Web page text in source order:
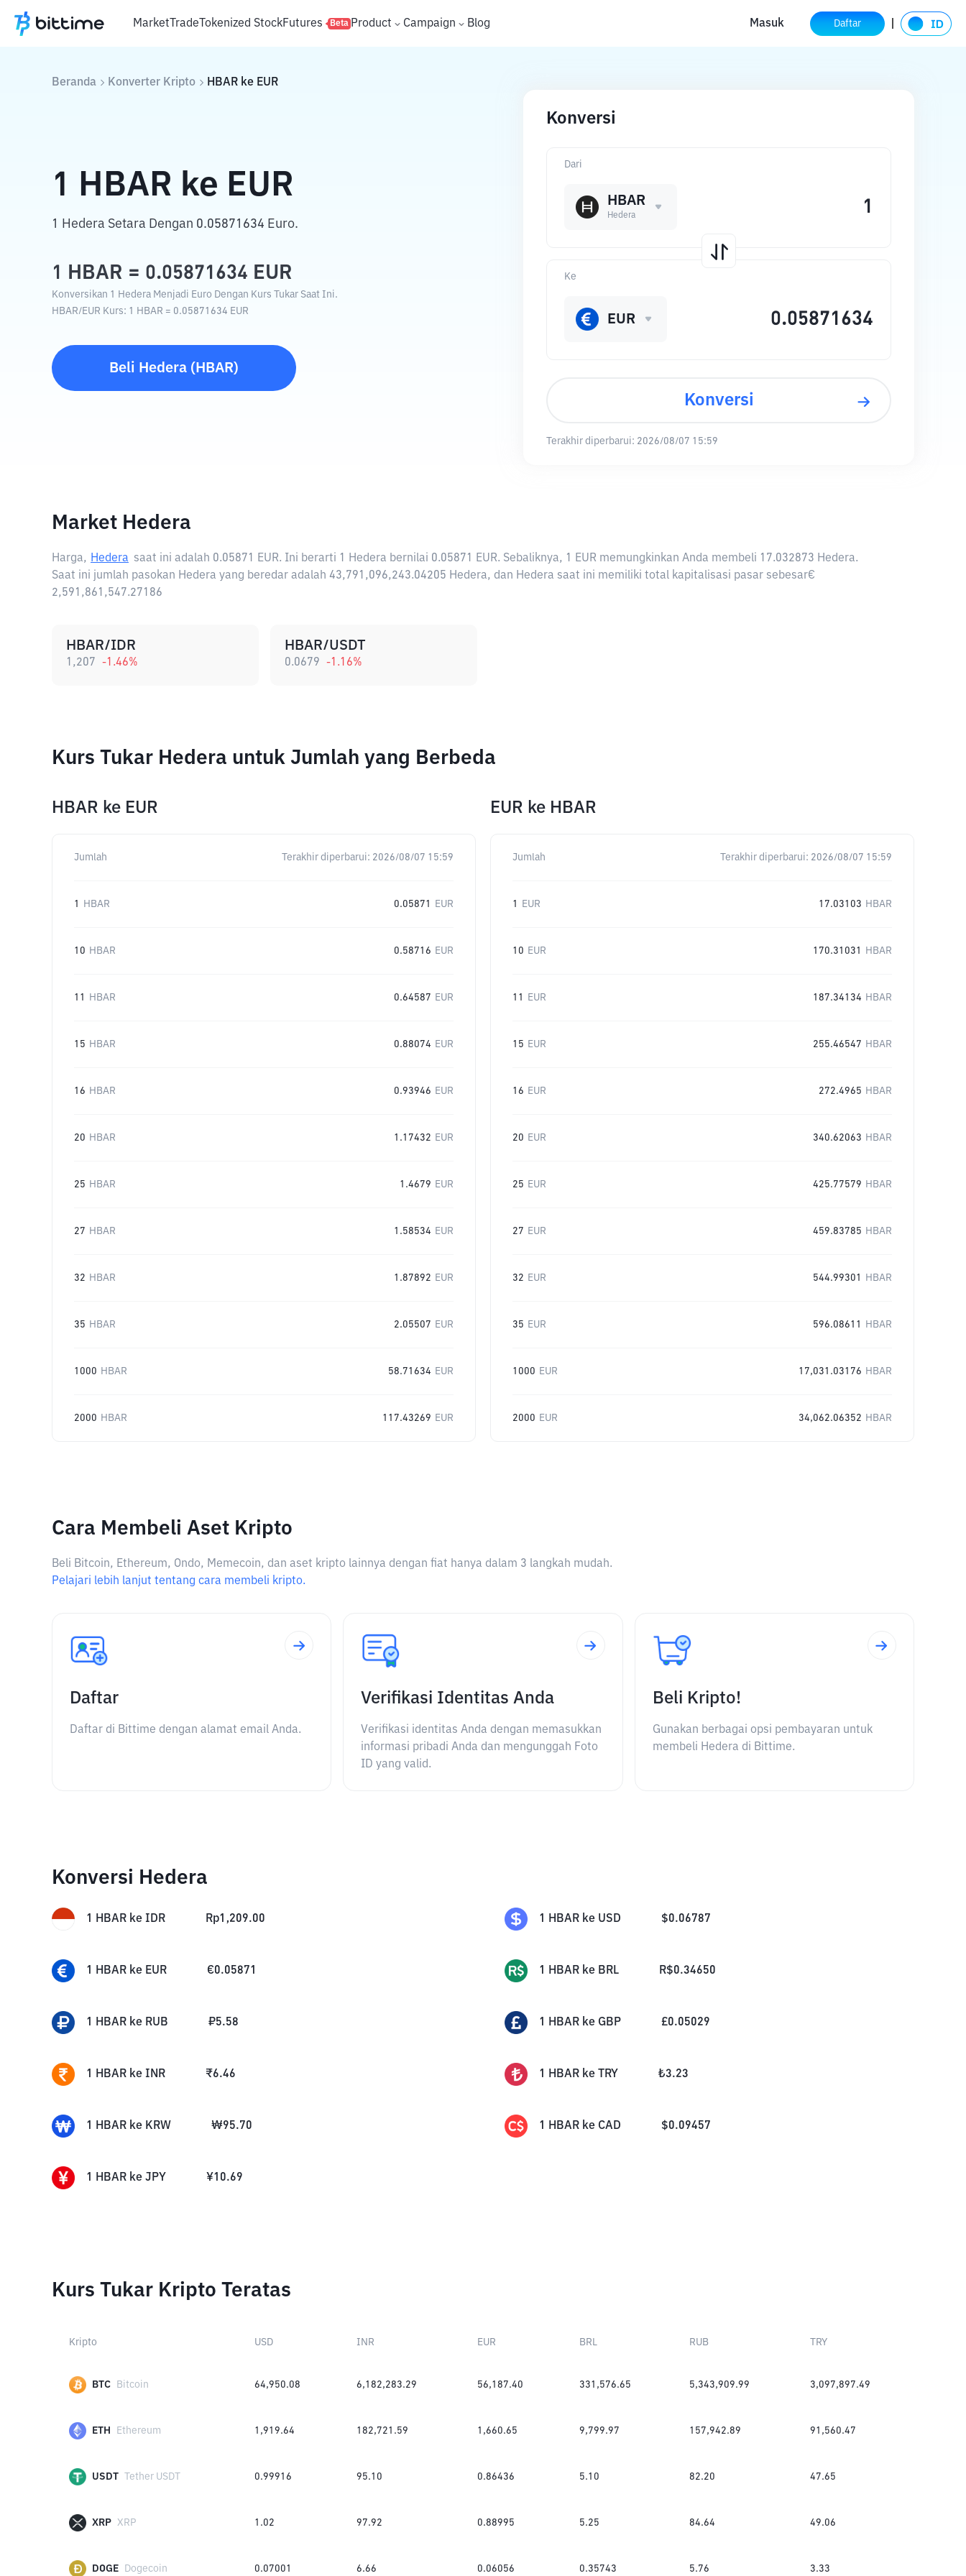
MarketTradeTokenized StockFutures Beta Product Campaign Blog Masuk Daftar
Beranda Konverter Kripto HBAR ke EUR
1 HBAR ke EUR
1 Hedera Setara Dengan 0.05871634 Euro.
1 HBAR = 0.05871634 EUR
Konversikan 1 Hedera Menjadi Euro Dengan Kurs Tukar Saat Ini.
HBAR/EUR Kurs: 1 HBAR = 0.05871634 EUR
Beli Hedera ( HBAR)
Konversi
Dari
HBAR
Hedera
Ke
EUR
Konversi
Terakhir diperbarui: 2026/08/07 15:59
Market Hedera
Harga, Hedera saat ini adalah 0.05871 EUR. Ini berarti 1 Hedera bernilai 0.05871 EUR. Sebaliknya, 1 EUR memungkinkan Anda membeli 17.032873 Hedera.
Saat ini jumlah pasokan Hedera yang beredar adalah 43,791,096,243.04205 Hedera, dan Hedera saat ini memiliki total kapitalisasi pasar sebesar€
2,591,861,547.27186
HBAR/IDR
1,207 -1.46%
HBAR/USDT
0.0679 -1.16%
Kurs Tukar Hedera untuk Jumlah yang Berbeda
HBAR ke EUR
Jumlah Terakhir diperbarui: 2026/08/07 15:59
1 HBAR 0.05871 EUR
10 HBAR 0.58716 EUR
11 HBAR 0.64587 EUR
15 HBAR 0.88074 EUR
16 HBAR 0.93946 EUR
20 HBAR 1.17432 EUR
25 HBAR 1.4679 EUR
27 HBAR 1.58534 EUR
32 HBAR 1.87892 EUR
35 HBAR 2.05507 EUR
1000 HBAR 58.71634 EUR
2000 HBAR 117.43269 EUR
EUR ke HBAR
Jumlah Terakhir diperbarui: 2026/08/07 15:59
1 EUR 17.03103 HBAR
10 EUR 170.31031 HBAR
11 EUR 187.34134 HBAR
15 EUR 255.46547 HBAR
16 EUR 272.4965 HBAR
20 EUR 340.62063 HBAR
25 EUR 425.77579 HBAR
27 EUR 459.83785 HBAR
32 EUR 544.99301 HBAR
35 EUR 596.08611 HBAR
1000 EUR 17,031.03176 HBAR
2000 EUR 34,062.06352 HBAR
Cara Membeli Aset Kripto
Beli Bitcoin, Ethereum, Ondo, Memecoin, dan aset kripto lainnya dengan fiat hanya dalam 3 langkah mudah.
Pelajari lebih lanjut tentang cara membeli kripto.
Daftar
Daftar di Bittime dengan alamat email Anda.
Verifikasi Identitas Anda
Verifikasi identitas Anda dengan memasukkan
informasi pribadi Anda dan mengunggah Foto
ID yang valid.
Beli Kripto!
Gunakan berbagai opsi pembayaran untuk
membeli Hedera di Bittime.
Konversi Hedera
1 HBAR ke IDR Rp1,209.00 1 HBAR ke USD $0.06787
1 HBAR ke EUR €0.05871 1 HBAR ke BRL R$0.34650
1 HBAR ke RUB ₽5.58 1 HBAR ke GBP £0.05029
1 HBAR ke INR ₹6.46 1 HBAR ke TRY ₺3.23
1 HBAR ke KRW ₩95.70 1 HBAR ke CAD $0.09457
1 HBAR ke JPY ¥10.69
Kurs Tukar Kripto Teratas
Kripto USD INR EUR BRL RUB TRY
BTC Bitcoin 64,950.08 6,182,283.29 56,187.40 331,576.65 5,343,909.99 3,097,897.49
ETH Ethereum 1,919.64 182,721.59 1,660.65 9,799.97 157,942.89 91,560.47
USDT Tether USDT 0.99916 95.10 0.86436 5.10 82.20 47.65
XRP XRP 1.02 97.92 0.88995 5.25 84.64 49.06
DOGE Dogecoin 0.07001 6.66 0.06056 0.35743 5.76 3.33